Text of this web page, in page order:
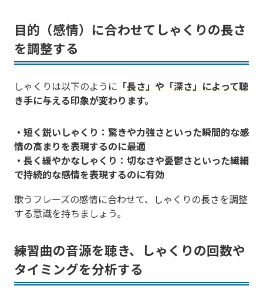
目的（感情）に合わせてしゃくりの長さ
を調整する
しゃくりは以下のように 「長さ」や「深さ」によって聴
き手に与える印象が変わります。
・短く鋭いしゃくり：驚きや力強さといった瞬間的な感
情の高まりを表現するのに最適
・長く緩やかなしゃくり：切なさや憂鬱さといった繊細
で持続的な感情を表現するのに有効
歌うフレーズの感情に合わせて、しゃくりの長さを調整
する意識を持ちましょう。
練習曲の音源を聴き、しゃくりの回数や
タイミングを分析する